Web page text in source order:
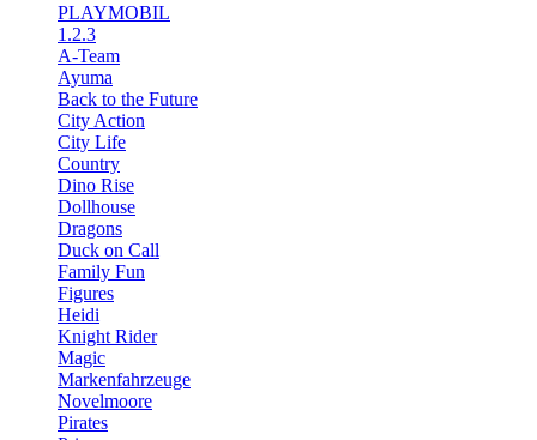
PLAYMOBIL
1.2.3
A-Team
Ayuma
Back to the Future
City Action
City Life
Country
Dino Rise
Dollhouse
Dragons
Duck on Call
Family Fun
Figures
Heidi
Knight Rider
Magic
Markenfahrzeuge
Novelmoore
Pirates